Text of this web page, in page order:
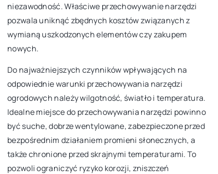
niezawodność. Właściwe przechowywanie narzędzi
pozwala uniknąć zbędnych kosztów związanych z
wymianą uszkodzonych elementów czy zakupem
nowych.
Do najważniejszych czynników wpływających na
odpowiednie warunki przechowywania narzędzi
ogrodowych należy wilgotność, światło i temperatura.
Idealne miejsce do przechowywania narzędzi powinno
być suche, dobrze wentylowane, zabezpieczone przed
bezpośrednim działaniem promieni słonecznych, a
także chronione przed skrajnymi temperaturami. To
pozwoli ograniczyć ryzyko korozji, zniszczeń